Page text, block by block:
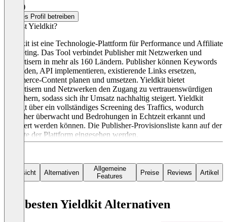
(1)
Dieses Profil betreiben
Was ist Yieldkit?
Yieldkit ist eine Technologie-Plattform für Performance und Affiliate
Marketing. Das Tool verbindet Publisher mit Netzwerken und
Advertisern in mehr als 160 Ländern. Publisher können Keywords
verbinden, API implementieren, existierende Links ersetzen,
Commerce-Content planen und umsetzen. Yieldkit bietet
Advertisern und Netzwerken den Zugang zu vertrauenswürdigen
Publishern, sodass sich ihr Umsatz nachhaltig steigert. Yieldkit
verfügt über ein vollständiges Screening des Traffics, wodurch
Publisher überwacht und Bedrohungen in Echtzeit erkannt und
blockiert werden können. Die Publisher-Provisionsliste kann auf der
Website der Plattform eingesehen werden.
Übersicht Alternativen
Allgemeine
Features
Preise Reviews Artikel
Die besten Yieldkit Alternativen